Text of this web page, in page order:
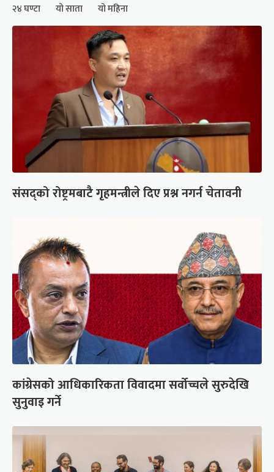
२४ घण्टा यो साता यो महिना
संसद्को रोष्ट्रमबाटै गृहमन्त्रीले दिए प्रश्न नगर्न चेतावनी
कांग्रेसको आधिकारिकता विवादमा सर्वोच्चले सुरुदेखि
सुनुवाइ गर्ने